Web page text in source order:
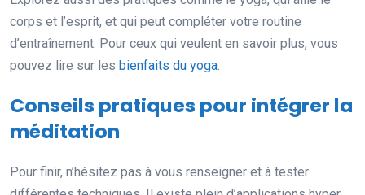
corps et l’esprit, et qui peut compléter votre routine
d’entraînement. Pour ceux qui veulent en savoir plus, vous
pouvez lire sur les bienfaits du yoga.
Conseils pratiques pour intégrer la
méditation
Pour finir, n’hésitez pas à vous renseigner et à tester